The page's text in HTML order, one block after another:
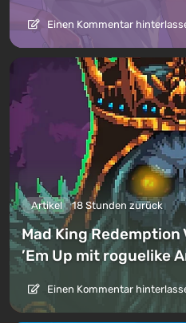
Einen Kommentar
Artikel 18 Stunden zurück
Mad King Redemption
’Em Up mit roguelike
Einen Kommentar